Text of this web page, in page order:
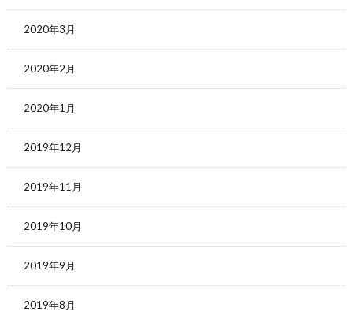
2020年3月
2020年2月
2020年1月
2019年12月
2019年11月
2019年10月
2019年9月
2019年8月